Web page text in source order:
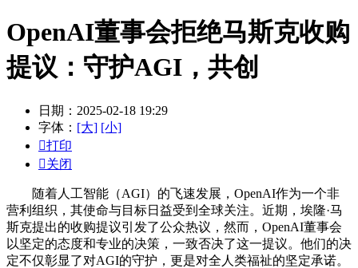
OpenAI董事会拒绝马斯克收购
提议：守护AGI，共创
日期：2025-02-18 19:29
字体： [大] [小]
打印
关闭
随着人工智能（AGI）的飞速发展，OpenAI作为一个非
营利组织，其使命与目标日益受到全球关注。近期，埃隆·马
斯克提出的收购提议引发了公众热议，然而，OpenAI董事会
以坚定的态度和专业的决策，一致否决了这一提议。他们的决
定不仅彰显了对AGI的守护，更是对全人类福祉的坚定承诺。